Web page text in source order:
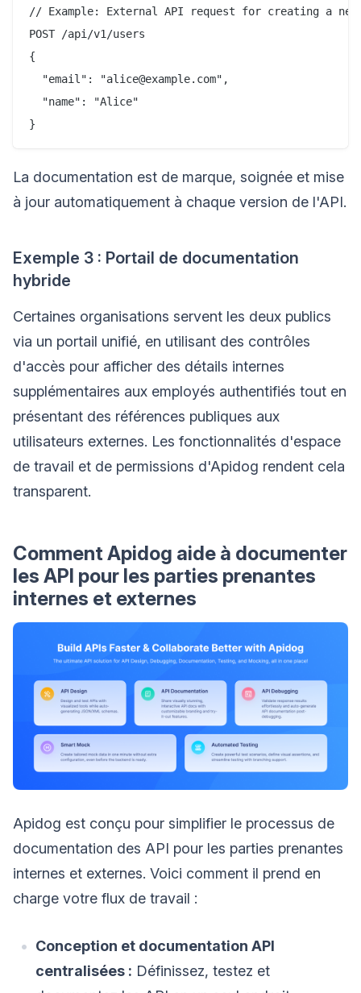
// Example: External API request for creating a new
POST /api/v1/users
{
  "email": "alice@example.com",
  "name": "Alice"
La documentation est de marque, soignée et mise
à jour automatiquement à chaque version de l'API.
Exemple 3 : Portail de documentation
hybride
Certaines organisations servent les deux publics
via un portail unifié, en utilisant des contrôles
d'accès pour afficher des détails internes
supplémentaires aux employés authentifiés tout en
présentant des références publiques aux
utilisateurs externes. Les fonctionnalités d'espace
de travail et de permissions d'Apidog rendent cela
transparent.
Comment Apidog aide à documenter
les API pour les parties prenantes
internes et externes
Apidog est conçu pour simplifier le processus de
documentation des API pour les parties prenantes
internes et externes. Voici comment il prend en
charge votre flux de travail :
Conception et documentation API
centralisées : Définissez, testez et